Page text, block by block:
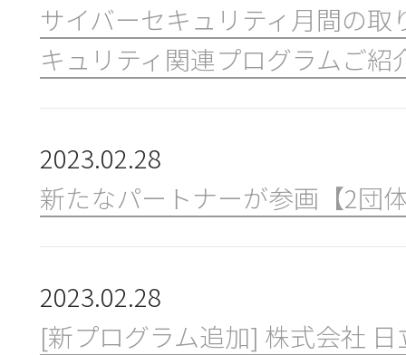
サイバーセキュリティ月間の取
キュリティ関連プログラムご紹
2023.02.28
新たなパートナーが参画【2団
2023.02.28
[新プログラム追加] 株式会社